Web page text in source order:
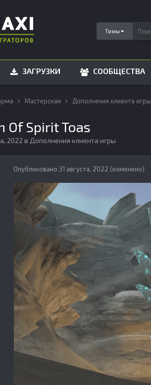
Темы
ЗАГРУЗКИ СООБЩЕСТВА
Мастерская Дополнения клиента игры
Of Spirit Toas
2022 в Дополнения клиента игры
Опубликовано 31 августа, 2022 (изменено)